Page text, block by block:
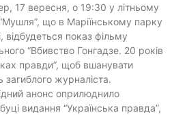
17 вересня, о 19:30 у літньому
“Мушля”, що в Маріїнському парку
відбудеться показ фільму
“Вбивство Гонгадзе. 20 років
правди”, щоб вшанувати
загиблого журналіста.
анонс оприлюднило
видання “Українська правда”,